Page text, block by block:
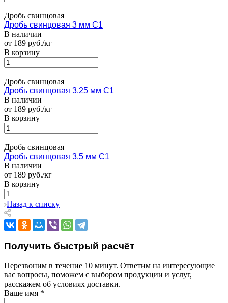
Дробь свинцовая
Дробь свинцовая 3 мм С1
В наличии
от 189 руб./кг
В корзину
Дробь свинцовая
Дробь свинцовая 3.25 мм С1
В наличии
от 189 руб./кг
В корзину
Дробь свинцовая
Дробь свинцовая 3.5 мм С1
В наличии
от 189 руб./кг
В корзину
Назад к списку
Получить быстрый расчёт
Перезвоним в течение 10 минут. Ответим на интересующие
вас вопросы, поможем с выбором продукции и услуг,
расскажем об условиях доставки.
Ваше имя *